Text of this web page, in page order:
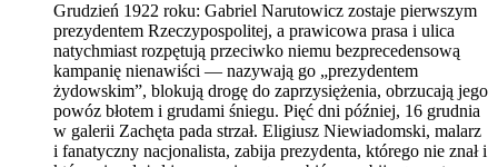
Grudzień 1922 roku: Gabriel Narutowicz zostaje pierwszym
prezydentem Rzeczypospolitej, a prawicowa prasa i ulica
natychmiast rozpętują przeciwko niemu bezprecedensową
kampanię nienawiści — nazywają go „prezydentem
żydowskim”, blokują drogę do zaprzysiężenia, obrzucają jego
powóz błotem i grudami śniegu. Pięć dni później, 16 grudnia
w galerii Zachęta pada strzał. Eligiusz Niewiadomski, malarz
i fanatyczny nacjonalista, zabija prezydenta, którego nie znał i